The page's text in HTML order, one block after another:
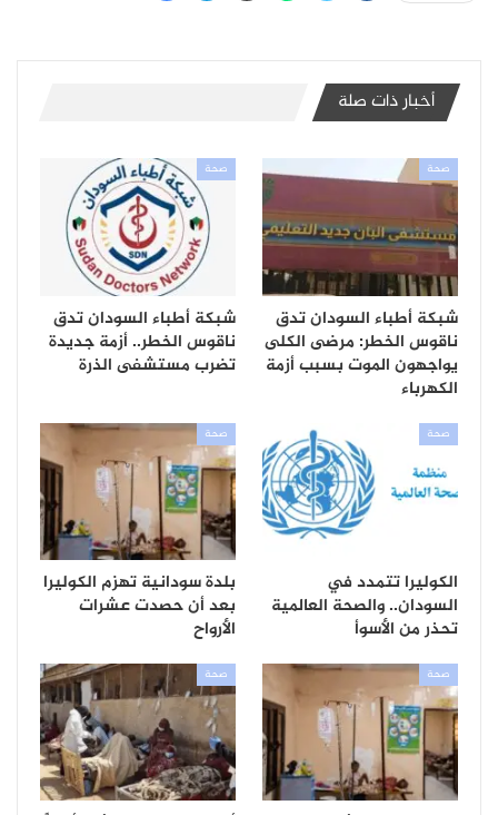
أخبار ذات صلة
صحة
شبكة أطباء السودان تدق
ناقوس الخطر: مرضى الكلى
يواجهون الموت بسبب أزمة
الكهرباء
صحة
شبكة أطباء السودان تدق
ناقوس الخطر.. أزمة جديدة
تضرب مستشفى الذرة
صحة
الكوليرا تتمدد في
السودان.. والصحة العالمية
تحذر من الأسوأ
صحة
بلدة سودانية تهزم الكوليرا
بعد أن حصدت عشرات
الأرواح
صحة صحة